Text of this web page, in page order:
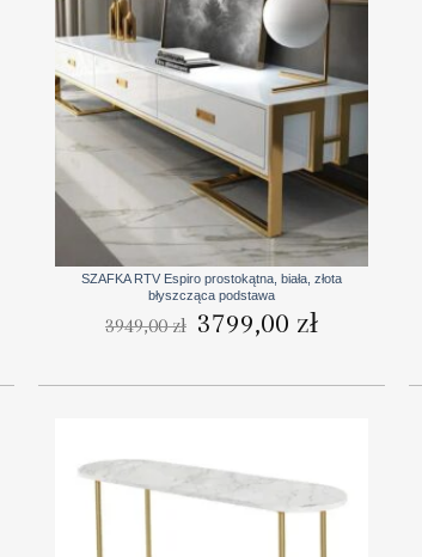
SZAFKA RTV Espiro prostokątna, biała, złota
błyszcząca podstawa
3949,00zł
Pierwotna
cena
3799,00 złcena